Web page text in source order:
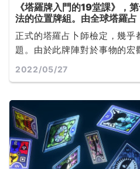
《塔羅牌入門的19堂課》，
法的位置牌組。由全球塔羅
Joan Bunning 所撰寫
正式的塔羅占卜師檢定，幾
題。由於此牌陣對於事物的宏
析，都有相當詳細的說明，因
2022/05/27